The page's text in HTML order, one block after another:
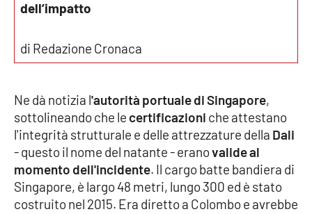
Cultura
Economia e Lavoro
Sanità
Società
Sport
dell’impatto
di Redazione Cronaca
Ne dà notizia l'autorità portuale di Singapore,
sottolineando che le certificazioni che attestano
l'integrità strutturale e delle attrezzature della Dali
- questo il nome del natante - eranovalide al
momento dell'incidente. Il cargo batte bandiera di
Singapore, è largo 48 metri, lungo 300 ed è stato
costruito nel 2015. Era diretto a Colombo e avrebbe